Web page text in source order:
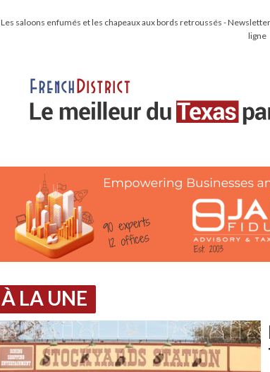
Les saloons enfumés et les chapeaux aux bords retroussés -
ligne
À LA UNE